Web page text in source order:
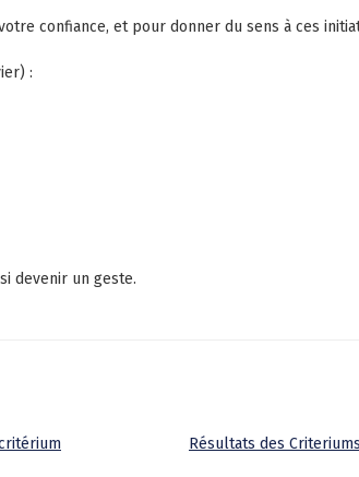
confiance, et pour donner du sens à ces
:
devenir un geste.
Résultats des